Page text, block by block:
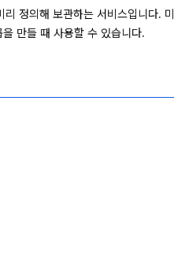
정의해 보관하는 서비스입니다.
만들 때 사용할 수 있습니다.